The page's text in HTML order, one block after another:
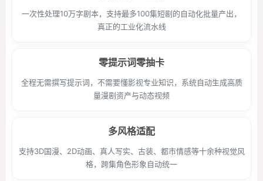
一次性处理10万字剧本，支持最多100集短剧的自动化批量产出，
真正的工业化流水线
零提示词零抽卡
全程无需撰写提示词，不需要懂影视专业知识，系统自动生成高质
量漫剧资产与动态视频
多风格适配
支持3D国漫、2D动画、真人写实、古装、都市情感等十余种视觉风
格，跨集角色形象自动统一